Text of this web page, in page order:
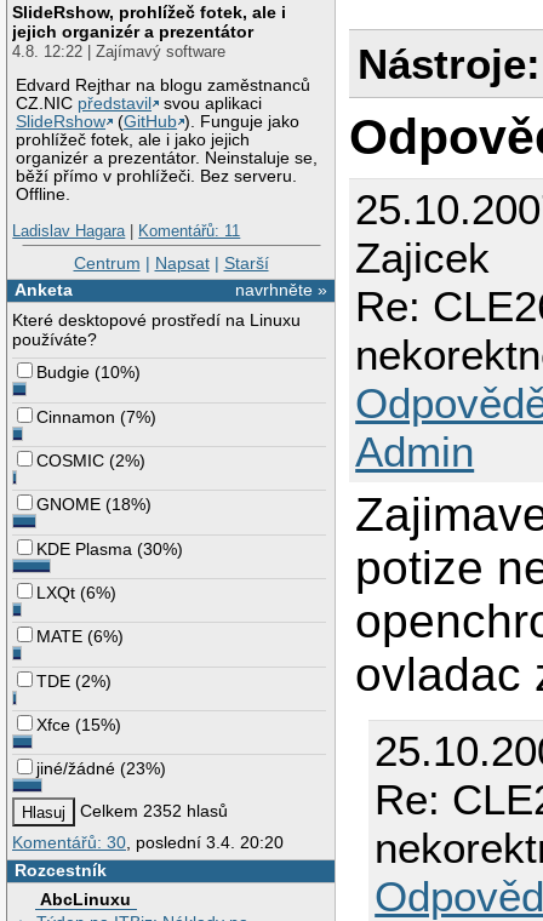
SlideRshow, prohlížeč fotek, ale i
jejich organizér a prezentátor
4.8. 12:22 | Zajímavý software
Edvard Rejthar na blogu zaměstnanců
CZ.NIC představil
svou aplikaci
SlideRshow
(GitHub ). Funguje jako
prohlížeč fotek, ale i jako jejich
organizér a prezentátor. Neinstaluje se,
běží přímo v prohlížeči. Bez serveru.
Offline.
Ladislav Hagara| Komentářů: 11
Centrum | Napsat| Starší
navrhněte »
Anketa
Které desktopové prostředí na Linuxu
používáte?
Budgie (10%)
Cinnamon (7%)
COSMIC (2%)
GNOME (18%)
KDE Plasma (30%)
LXQt (6%)
MATE (6%)
TDE (2%)
Xfce (15%)
jiné/žádné (23%)
Celkem 2352 hlasů
Komentářů: 30 , poslední 3.4. 20:20
Rozcestník
AbcLinuxu
Nástroje:
Zajicek
Re:
Admin
potize
ovladac
Re: